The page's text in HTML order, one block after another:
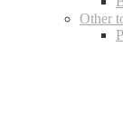
Other